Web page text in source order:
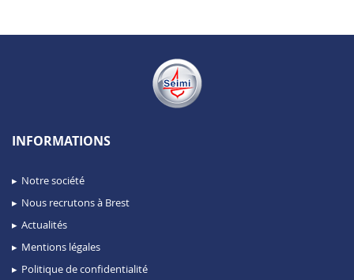
INFORMATIONS
Notre société
Nous recrutons à Brest
Actualités
Mentions légales
Politique de confidentialité